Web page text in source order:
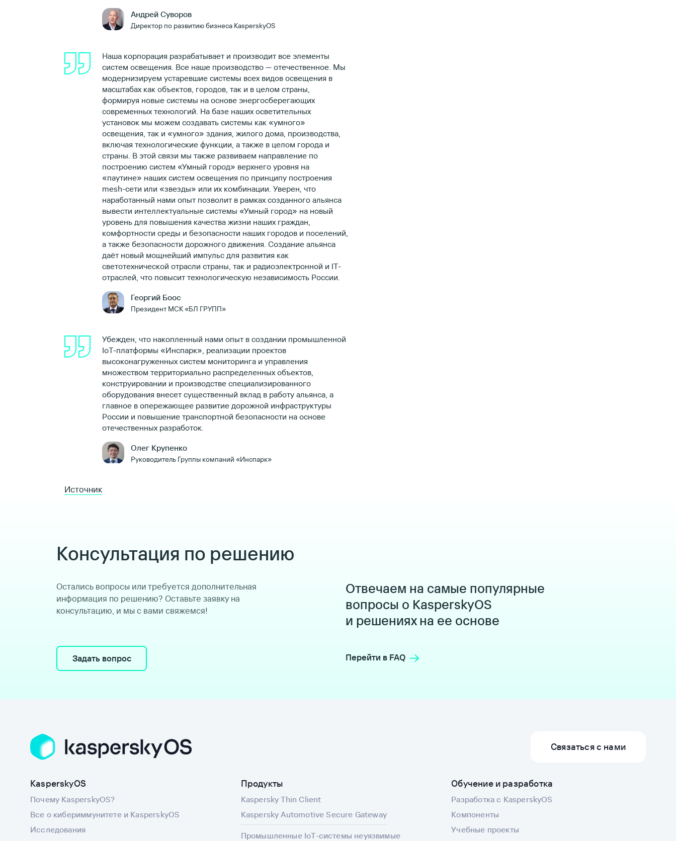
Андрей Суворов
Директор по развитию бизнеса KasperskyOS
Наша корпорация разрабатывает и производит все элементы
систем освещения. Все наше производство — отечественное. Мы
модернизируем устаревшие системы всех видов освещения в
масштабах как объектов, городов, так и в целом страны,
формируя новые системы на основе энергосберегающих
современных технологий. На базе наших осветительных
установок мы можем создавать системы как «умного»
освещения, так и «умного» здания, жилого дома, производства,
включая технологические функции, а также в целом города и
страны. В этой связи мы также развиваем направление по
построению систем «Умный город» верхнего уровня на
«паутине» наших систем освещения по принципу построения
mesh-сети или «звезды» или их комбинации. Уверен, что
наработанный нами опыт позволит в рамках созданного альянса
вывести интеллектуальные системы «Умный город» на новый
уровень для повышения качества жизни наших граждан,
комфортности среды и безопасности наших городов и поселений,
а также безопасности дорожного движения. Создание альянса
даёт новый мощнейший импульс для развития как
светотехнической отрасли страны, так и радиоэлектронной и IT-
отраслей, что повысит технологическую независимость России.
Георгий Боос
Президент МСК «БЛ ГРУПП»
Убежден, что накопленный нами опыт в создании промышленной
IoT-платформы «Инспарк», реализации проектов
высоконагруженных систем мониторинга и управления
множеством территориально распределенных объектов,
конструировании и производстве специализированного
оборудования внесет существенный вклад в работу альянса, а
главное в опережающее развитие дорожной инфраструктуры
России и повышение транспортной безопасности на основе
отечественных разработок.
Олег Крупенко
Руководитель Группы компаний «Инспарк»
Источник
Консультация по решению
Остались вопросы или требуется дополнительная
информация по решению? Оставьте заявку на
консультацию, и мы с вами свяжемся!
Задать вопрос
Отвечаем на самые популярные
вопросы о KasperskyOS
и решениях на ее основе
Перейти в FAQ
Связаться с нами
KasperskyOS
Почему KasperskyOS?
Все о кибериммунитете и KasperskyOS
Исследования
Продукты
Kaspersky Thin Client
Kaspersky Automotive Secure Gateway
Промышленные IoT-системы неуязвимые
Обучение и разработка
Разработка с KasperskyOS
Компоненты
Учебные проекты